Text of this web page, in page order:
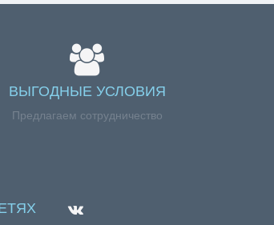
ВЫГОДНЫЕ УСЛОВИЯ
Предлагаем сотрудничество